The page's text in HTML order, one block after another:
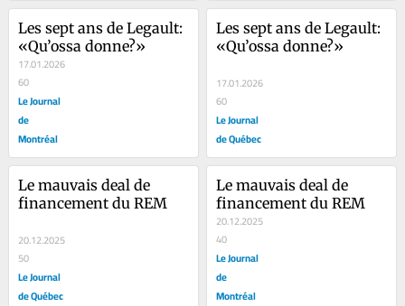
Les sept ans de Legault:
«Qu’ossa donne?»
17.01.2026
60
Le Journal
de
Montréal
Les sept ans de Legault:
«Qu’ossa donne?»
17.01.2026
60
Le Journal
de Québec
Le mauvais deal de
financement du REM
20.12.2025
50
Le Journal
de Québec
Le mauvais deal de
financement du REM
20.12.2025
40
Le Journal
de
Montréal